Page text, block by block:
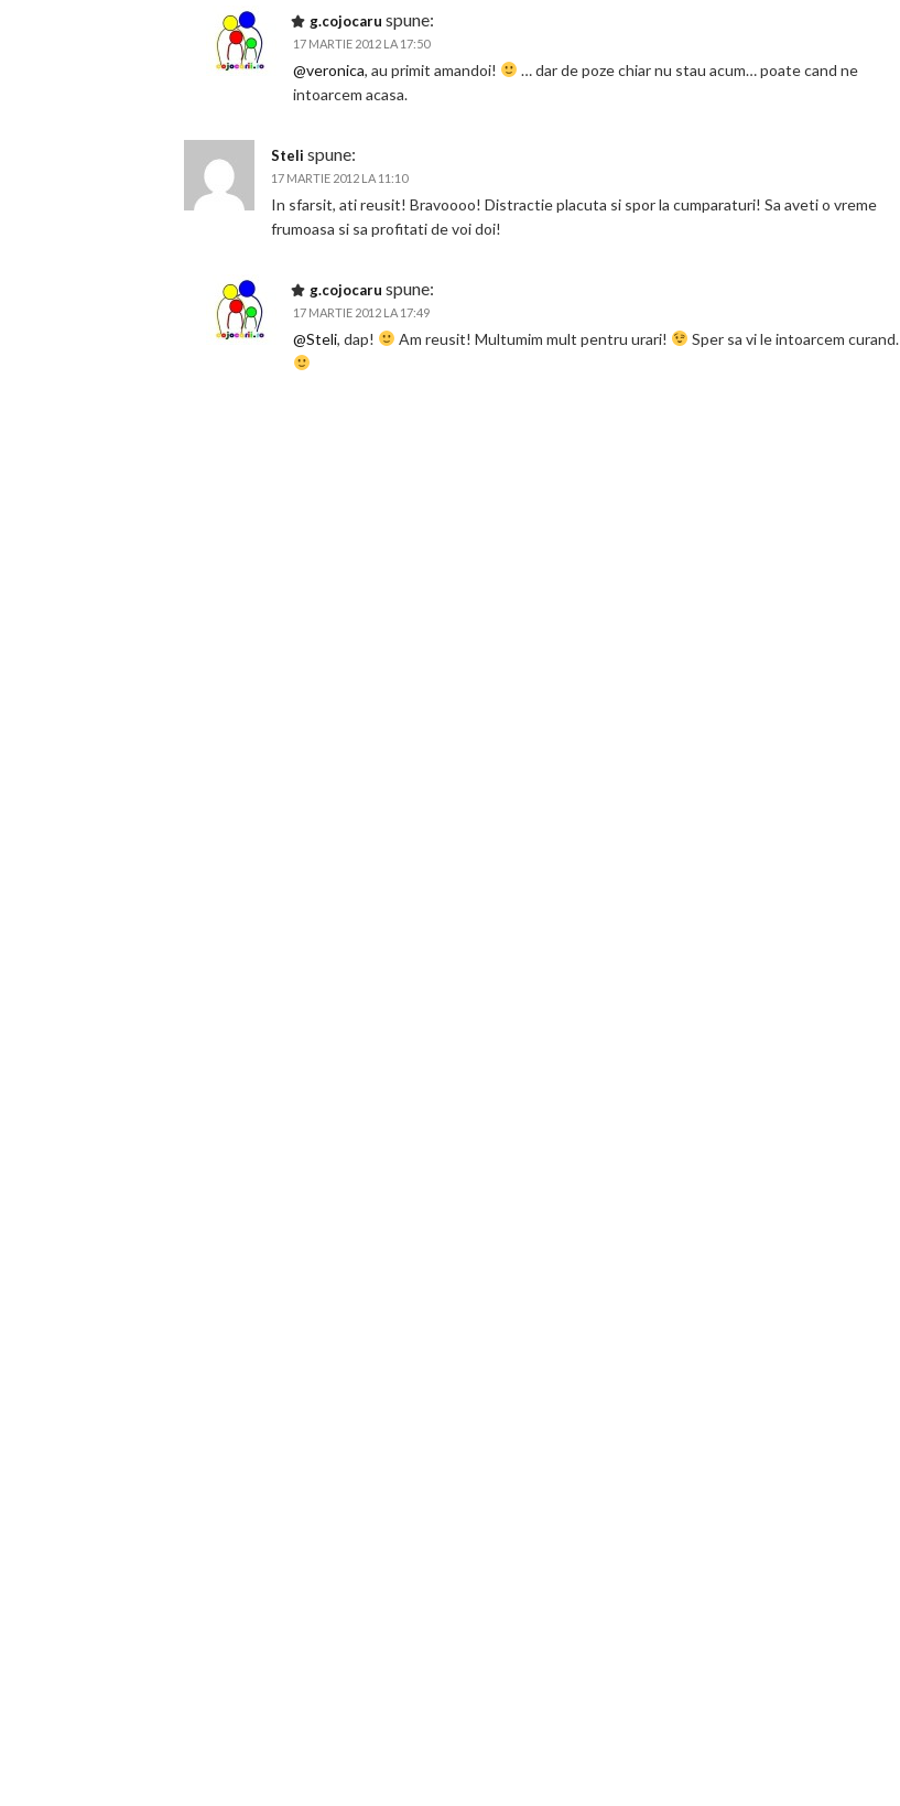
g.cojocaru spune:
17 MARTIE 2012 LA 17:50
@veronica, au primit amandoi!
… dar de poze chiar nu stau acum… poate cand ne
intoarcem acasa.
Steli spune:
17 MARTIE 2012 LA 11:10
In sfarsit, ati reusit! Bravoooo! Distractie placuta si spor la cumparaturi! Sa aveti o vreme
frumoasa si sa profitati de voi doi!
g.cojocaru spune:
17 MARTIE 2012 LA 17:49
@Steli, dap! Am reusit! Multumim mult pentru urari! Sper sa vi le intoarcem curand.